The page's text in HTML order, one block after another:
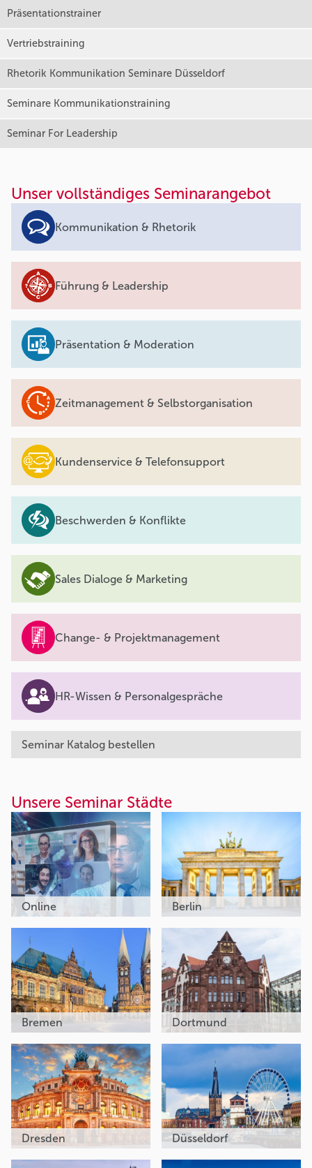
Präsentationstrainer
Vertriebstraining
Rhetorik Kommunikation Seminare Düsseldorf
Seminare Kommunikationstraining
Seminar For Leadership
Unser vollständiges Seminarangebot
Kommunikation & Rhetorik
Führung & Leadership
Präsentation & Moderation
Zeitmanagement & Selbstorganisation
Kundenservice & Telefonsupport
Beschwerden & Konflikte
Sales Dialoge & Marketing
Change- & Projektmanagement
HR-Wissen & Personalgespräche
Seminar Katalog bestellen
Unsere Seminar Städte
Online Berlin
Bremen Dortmund
Dresden Düsseldorf